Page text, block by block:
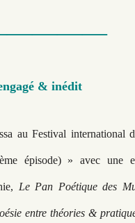
& inédit
au Festival international
épisode) » avec une
Le Pan Poétique des
entre théories &